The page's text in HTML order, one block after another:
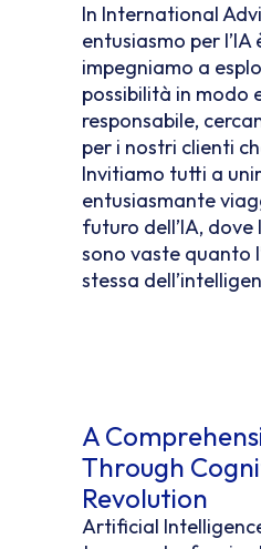
In International
entusiasmo per l’IA
impegniamo a
possibilità in modo
responsabile,
per i nostri clienti
Invitiamo tutti a
entusiasmante
futuro dell’IA, dove
sono vaste quanto
stessa
A
Through
Revolution
Artificial